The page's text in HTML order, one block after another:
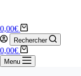
0,00€
Rechercher
0,00€
Menu